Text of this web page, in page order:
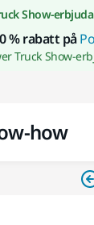
Show-
% rabatt på
Truck Show-
how